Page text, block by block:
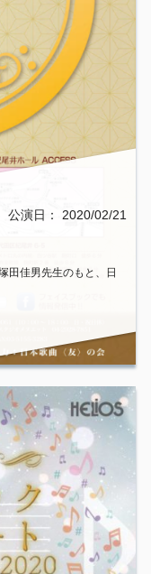
公演日： 2020/02/21
田佳男先生のもと、日